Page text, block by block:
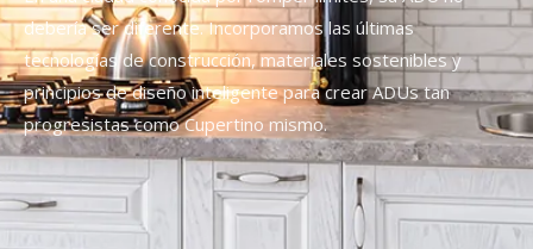
debería ser diferente. Incorporamos las últimas
tecnologías de construcción, materiales sostenibles y
principios de diseño inteligente para crear ADUs tan
progresistas como Cupertino mismo.